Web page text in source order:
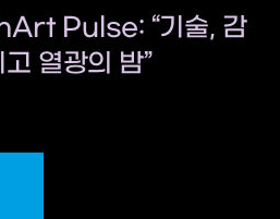
Pulse: “기술, 감
열광의 밤”